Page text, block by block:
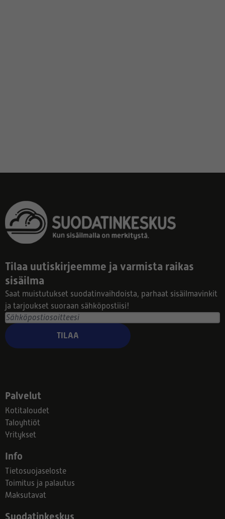
Tilaa uutiskirjeemme ja varmista raikas
sisäilma
Saat muistutukset suodatinvaihdoista, parhaat sisäilmavinkit
ja tarjoukset suoraan sähköpostiisi!
TILAA
Palvelut
Kotitaloudet
Taloyhtiöt
Yritykset
Info
Tietosuojaseloste
Toimitus ja palautus
Maksutavat
Suodatinkeskus